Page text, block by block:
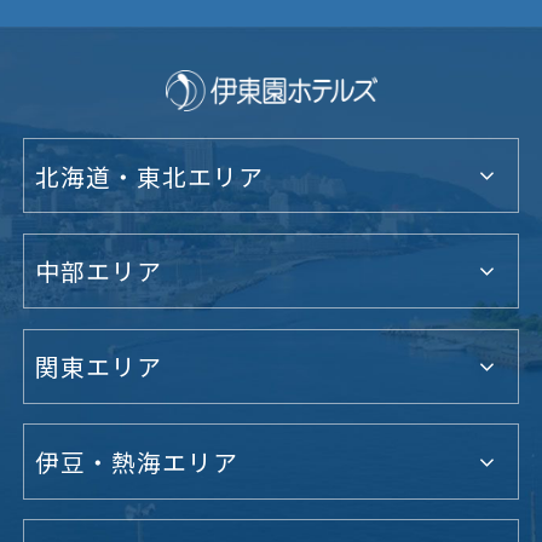
北海道・東北エリア
中部エリア
関東エリア
伊豆・熱海エリア